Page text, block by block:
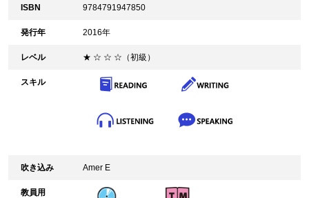
ISBN 9784791947850
発行年 2016年
レベル ★ ☆ ☆ ☆（初級）
スキル
吹き込み Amer E
教員用